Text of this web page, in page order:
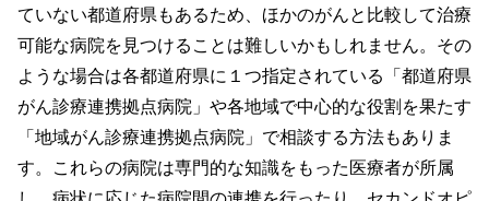
ていない都道府県もあるため、ほかのがんと比較して治療
可能な病院を見つけることは難しいかもしれません。その
ような場合は各都道府県に１つ指定されている「都道府県
がん診療連携拠点病院」や各地域で中心的な役割を果たす
「地域がん診療連携拠点病院」で相談する方法もありま
す。これらの病院は専門的な知識をもった医療者が所属